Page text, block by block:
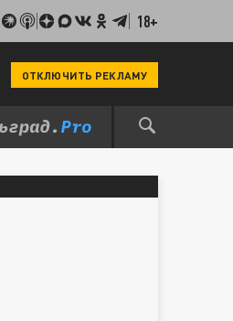
18+
ОТКЛЮЧИТЬ РЕКЛАМУ